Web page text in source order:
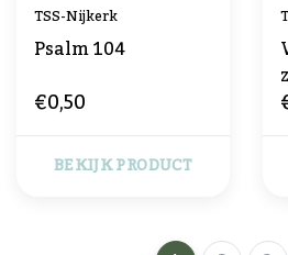
TSS-Nijkerk
Psalm 104
€0,50
BEKIJK PRODUCT